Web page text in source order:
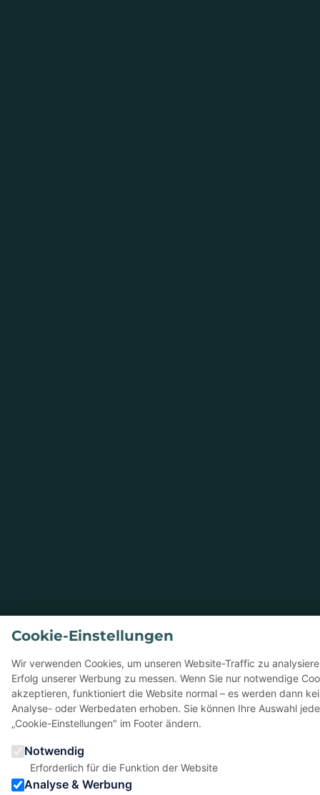
Cookie-Einstellungen
Wir verwenden Cookies, um unseren Website-Traffic zu
Erfolg unserer Werbung zu messen. Wenn Sie nur notwendige
akzeptieren, funktioniert die Website normal – es werden dann
Analyse- oder Werbedaten erhoben. Sie können Ihre Auswahl
„Cookie-Einstellungen" im Footer ändern.
Notwendig
Erforderlich für die Funktion der Website
Analyse & Werbung